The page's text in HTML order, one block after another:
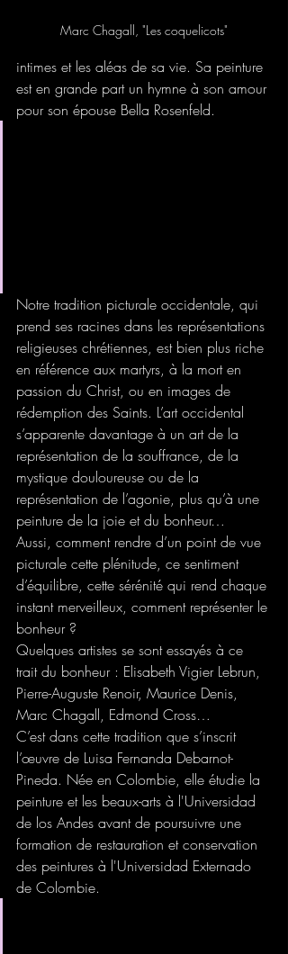
Marc Chagall, "Les coquelicots"
intimes et les aléas de sa vie. Sa peinture
est en grande part un hymne à son amour
pour son épouse Bella Rosenfeld.
Notre tradition picturale occidentale, qui
prend ses racines dans les représentations
religieuses chrétiennes, est bien plus riche
en référence aux martyrs, à la mort en
passion du Christ, ou en images de
rédemption des Saints. L’art occidental
s’apparente davantage à un art de la
représentation de la souffrance, de la
mystique douloureuse ou de la
représentation de l’agonie, plus qu’à une
peinture de la joie et du bonheur…
Aussi, comment rendre d’un point de vue
picturale cette plénitude, ce sentiment
d’équilibre, cette sérénité qui rend chaque
instant merveilleux, comment représenter le
bonheur ?
Quelques artistes se sont essayés à ce
trait du bonheur : Elisabeth Vigier Lebrun,
Pierre-Auguste Renoir, Maurice Denis,
Marc Chagall, Edmond Cross…
C’est dans cette tradition que s’inscrit
l’œuvre de Luisa Fernanda Debarnot-
Pineda. Née en Colombie, elle étudie la
peinture et les beaux-arts à l'Universidad
de los Andes avant de poursuivre une
formation de restauration et conservation
des peintures à l'Universidad Externado
de Colombie.